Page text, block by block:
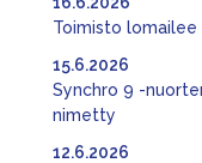
Toimisto lomailee
Synchro 9 -
nimetty
15.6.2026
12.6.2026